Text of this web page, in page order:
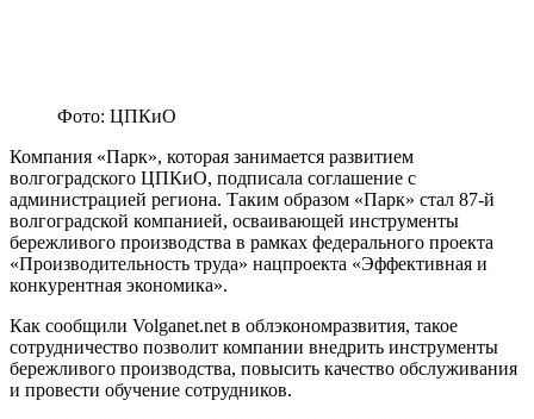
Фото: ЦПКиО
Компания «Парк», которая занимается развитием
волгоградского ЦПКиО, подписала соглашение с
администрацией региона. Таким образом «Парк» стал 87-й
волгоградской компанией, осваивающей инструменты
бережливого производства в рамках федерального проекта
«Производительность труда» нацпроекта «Эффективная и
конкурентная экономика».
Как сообщили Volganet.net в облэкономразвития, такое
сотрудничество позволит компании внедрить инструменты
бережливого производства, повысить качество обслуживания
и провести обучение сотрудников.